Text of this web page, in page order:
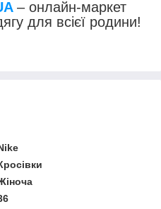
– онлайн-маркет
для всієї родини!